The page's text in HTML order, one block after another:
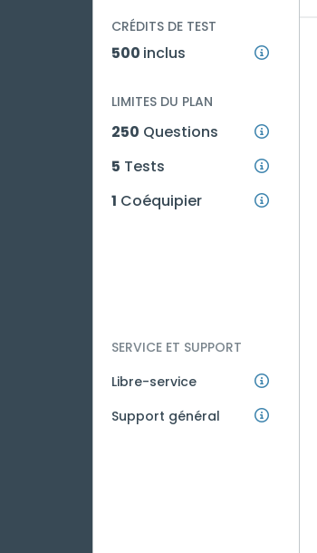
CRÉDITS DE TEST
500 inclus
LIMITES DU PLAN
250 Questions
5 Tests
1 Coéquipier
SERVICE ET SUPPORT
Libre-service
Support général